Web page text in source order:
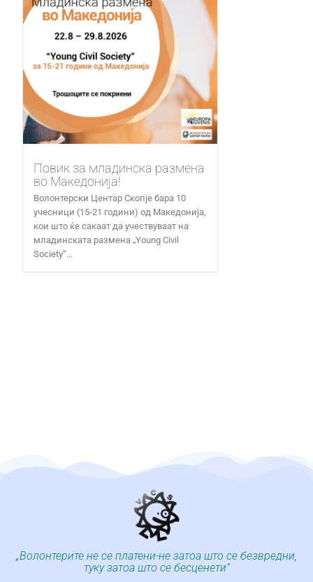
Повик за младинска размена
во Македонија!
Волонтерски Центар Скопје бара 10
учесници (15-21 години) од Македонија,
кои што ќе сакаат да учествуваат на
младинската размена „Young Civil
Society“...
„Волонтерите не се платени-не затоа што се безвредни,
туку затоа што се бесценети“